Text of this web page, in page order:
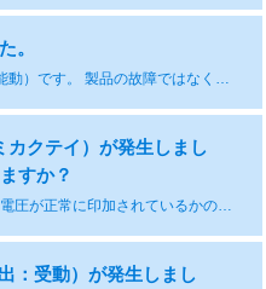
。
ISAのアラームは単独運転検出（能動）です。 製品の故障ではなく、系統電源側の電圧変動や周波数の変動等を検知しています。 台風などの風による影響や、電力会社様が工事をされている場合が理由として考えられます。
クテイ）が発生しまし
すか？
パワーコンディショナの交流側に電圧が正常に印加されているかの確認をお願いします。 電圧が正常な場合は、パワーコンディショナ側の故障が考えられます。
：受動）が発生しまし